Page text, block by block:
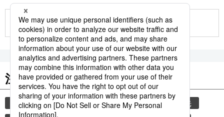
もっと見る
注目のキーワード
共同通信ニュース 気象・災害 災害
観光